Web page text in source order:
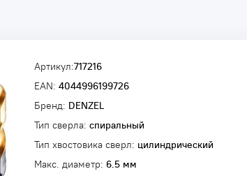
Артикул:717216
EAN: 4044996199726
Бренд: DENZEL
Тип сверла: спиральный
Тип хвостовика сверл: цилиндрический
Макс. диаметр: 6.5 мм